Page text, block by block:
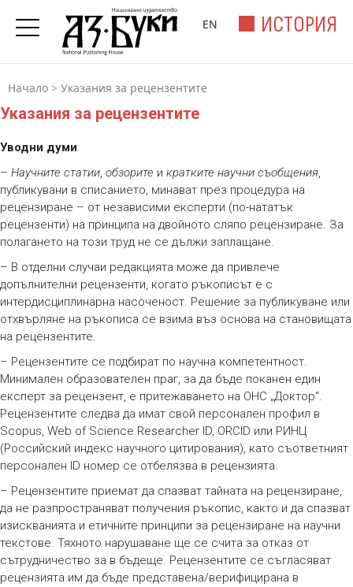
ИСТОРИЯ
EN
Начало > Указания за рецензентите
Указания за рецензентите
Уводни думи
– Научните статии, обзорите и кратките научни съобщения,
публикувани в списанието, минават през процедура на
рецензиране – от независими експерти (по-нататък
рецензенти) на принципа на двойното сляпо рецензиране. За
полагането на този труд не се дължи заплащане.
– В отделни случаи редакцията може да привлече
допълнителни рецензенти, когато ръкописът е с
интердисциплинарна насоченост. Решение за публикуване или
отхвърляне на ръкописа се взима въз основа на становищата
на рецензентите.
– Рецензентите се подбират по научна компетентност.
Минимален образователен праг, за да бъде поканен един
експерт за рецензент, е притежаването на ОНС „Доктор“.
Рецензентите следва да имат свой персонален профил в
Scopus, Web of Science Researcher ID, ORCID или РИНЦ
(Российский индекс научного цитирования), като съответният
персонален ID номер се отбелязва в рецензията.
– Рецензентите приемат да спазват тайната на рецензиране,
да не разпространяват получения ръкопис, както и да спазват
изискванията и етичните принципи за рецензиране на научни
текстове. Тяхното нарушаване ще се счита за отказ от
сътрудничество за в бъдеще. Рецензентите се съгласяват
рецензията им да бъде представена/верифицирана в